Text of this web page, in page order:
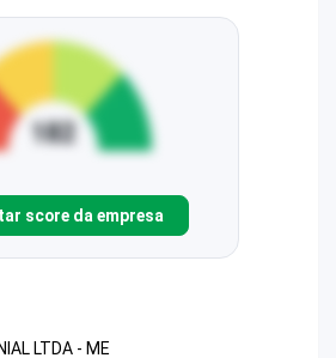
score da empresa
LTDA - ME